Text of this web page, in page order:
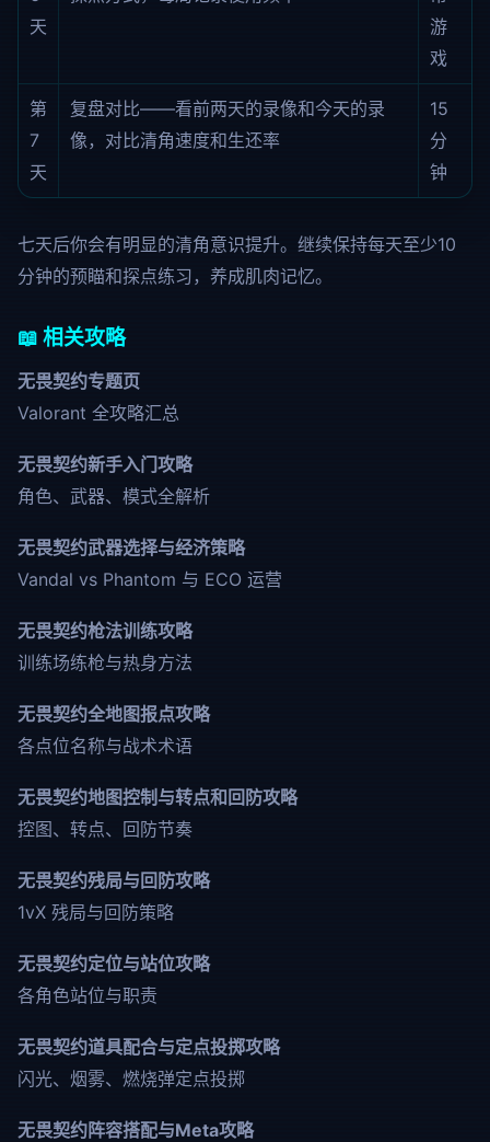
天
游
戏
第
7
天
复盘对比——看前两天的录像和今天的录
像，对比清角速度和生还率
15
分
钟
七天后你会有明显的清角意识提升。继续保持每天至少10
分钟的预瞄和探点练习，养成肌肉记忆。
📖 相关攻略
无畏契约专题页
Valorant 全攻略汇总
无畏契约新手入门攻略
角色、武器、模式全解析
无畏契约武器选择与经济策略
Vandal vs Phantom 与 ECO 运营
无畏契约枪法训练攻略
训练场练枪与热身方法
无畏契约全地图报点攻略
各点位名称与战术术语
无畏契约地图控制与转点和回防攻略
控图、转点、回防节奏
无畏契约残局与回防攻略
1vX 残局与回防策略
无畏契约定位与站位攻略
各角色站位与职责
无畏契约道具配合与定点投掷攻略
闪光、烟雾、燃烧弹定点投掷
无畏契约阵容搭配与Meta攻略